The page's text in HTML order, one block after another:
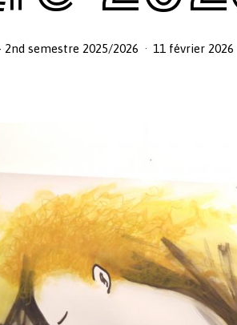
2nd semestre 2025/2026 11 février 2026